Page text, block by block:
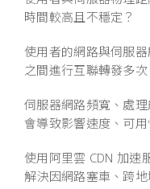
時間較高且不穩定？
使用者的網路與伺服
之間進行互聯轉發多次
伺服器網路頻寬、處
會導致影響速度、可用
使用阿里雲 CDN 加速
解決因網路塞車、跨